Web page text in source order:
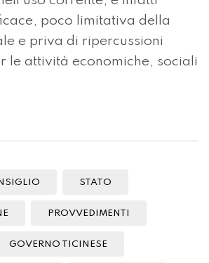
poco limitativa della
e priva di ripercussioni
le attività economiche, sociali
STATO
PROVVEDIMENTI
GOVERNO TICINESE